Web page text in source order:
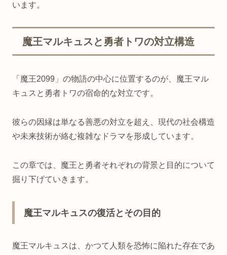
います。
魔王マルキュスと勇者トワの対立構造
「魔王2099」の物語の中心に位置するのが、魔王マル
キュスと勇者トワの宿命的な対立です。
彼らの因縁は単なる善悪の対立を超え、現代の社会構造
や未来技術が絡む複雑なドラマを形成しています。
この章では、魔王と勇者それぞれの背景と目的について
掘り下げていきます。
魔王マルキュスの復活とその目的
魔王マルキュスは、かつて人類を恐怖に陥れた存在であ